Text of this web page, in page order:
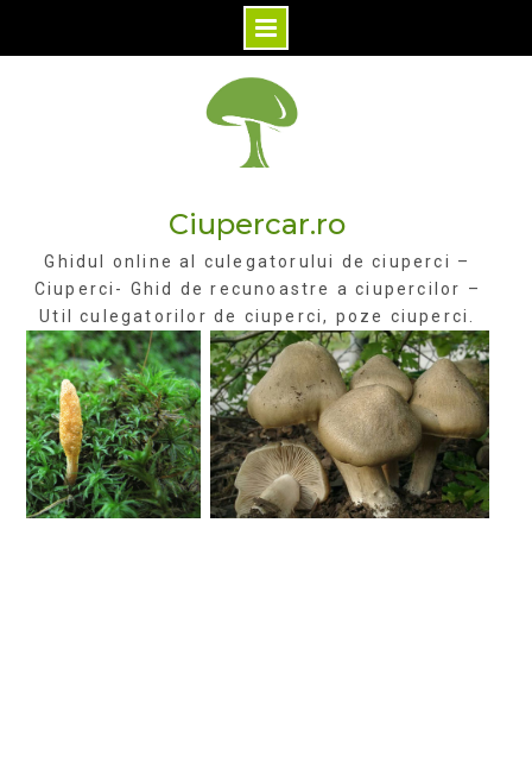
Ciupercar.ro
Ghidul online al culegatorului de ciuperci –
Ciuperci- Ghid de recunoastre a ciupercilor –
Util culegatorilor de ciuperci, poze ciuperci.